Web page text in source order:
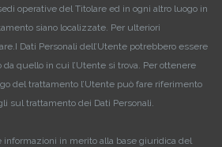
operative del Titolare ed in ogni altro luogo in
siano localizzate. Per ulteriori
I Dati Personali dell’Utente potrebbero essere
quello in cui l’Utente si trova. Per ottenere
del trattamento l’Utente può fare riferimento
sul trattamento dei Dati Personali.
informazioni in merito alla base giuridica del